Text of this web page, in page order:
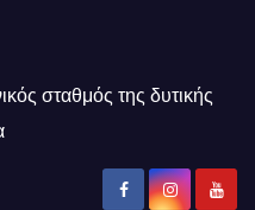
σταθμός της δυτικής